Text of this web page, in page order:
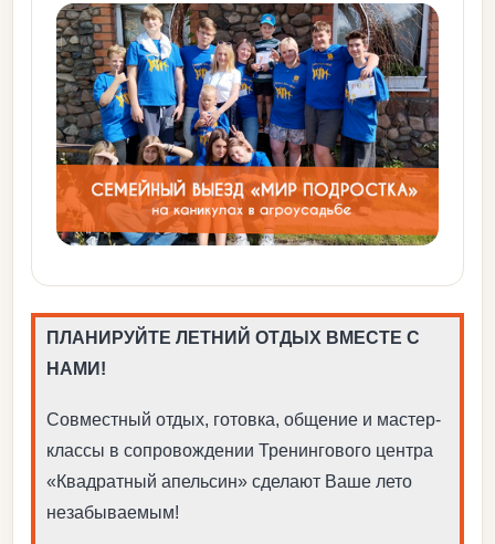
ПЛАНИРУЙТЕ ЛЕТНИЙ ОТДЫХ ВМЕСТЕ С
НАМИ!
Совместный отдых, готовка, общение и мастер-
классы в сопровождении Тренингового центра
«Квадратный апельсин» сделают Ваше лето
незабываемым!